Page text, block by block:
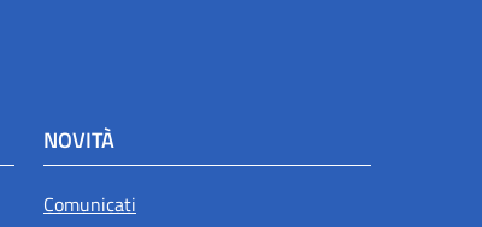
NOVITÀ
Comunicati